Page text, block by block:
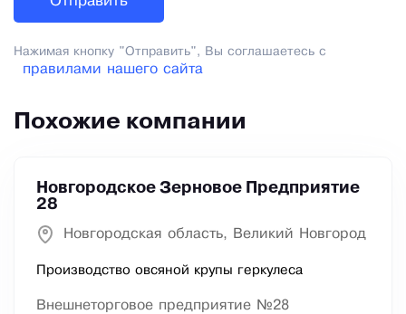
Нажимая кнопку "Отправить", Вы соглашаетесь с
правилами нашего сайта
Похожие компании
Новгородское Зерновое Предприятие
28
Новгородская область, Великий Новгород
Производство овсяной крупы геркулеса
Внешнеторговое предприятие №28